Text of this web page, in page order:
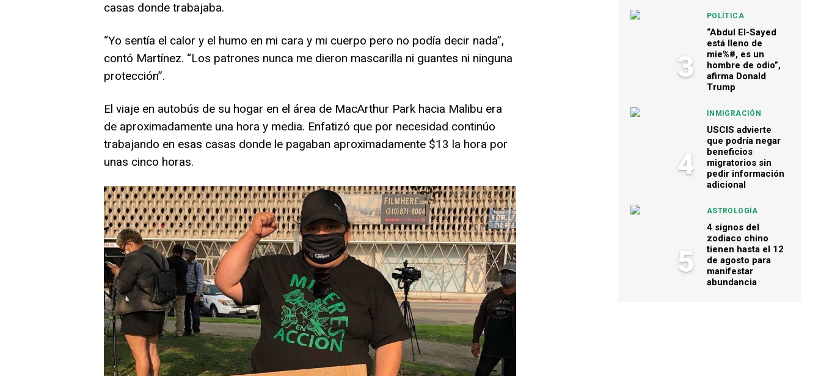
casas donde trabajaba.
“Yo sentía el calor y el humo en mi cara y mi cuerpo pero no podía decir nada”,
contó Martínez. “Los patrones nunca me dieron mascarilla ni guantes ni ninguna
protección”.
El viaje en autobús de su hogar en el área de MacArthur Park hacia Malibu era
de aproximadamente una hora y media. Enfatizó que por necesidad continúo
trabajando en esas casas donde le pagaban aproximadamente $13 la hora por
unas cinco horas.
3
POLÍTICA
“Abdul El-Sayed
está lleno de
mie%#, es un
hombre de odio”,
afirma Donald
Trump
4
INMIGRACIÓN
USCIS advierte
que podría negar
beneficios
migratorios sin
pedir información
adicional
5
ASTROLOGÍA
4 signos del
zodiaco chino
tienen hasta el 12
de agosto para
manifestar
abundancia